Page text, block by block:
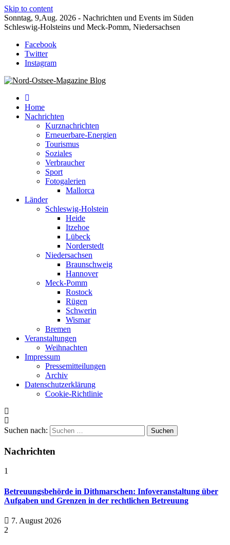
Skip to content
Sonntag, 9,Aug. 2026 - Nachrichten und Events im Süden
Schleswig-Holsteins und Meck-Pomm, Niedersachsen
Facebook
Twitter
Instagram
Nord-Ostsee-Magazine Blog
Der Blog der Nord-Ostsee Magazine
Home
Nachrichten
Kurznachrichten
Erneuerbare-Energien
Tourismus
Soziales
Verbraucher
Sport
Fotogalerien
Mallorca
Länder
Schleswig-Holstein
Heide
Itzehoe
Lübeck
Norderstedt
Niedersachsen
Braunschweig
Hannover
Meck-Pomm
Rostock
Rügen
Schwerin
Wismar
Bremen
Veranstaltungen
Weihnachten
Impressum
Pressemitteilungen
Archiv
Datenschutzerklärung
Cookie-Richtlinie
Suchen nach:
Nachrichten
1
Betreuungsbehörde in Dithmarschen: Infoveranstaltung über
Aufgaben und Grenzen in der rechtlichen Betreuung
7. August 2026
2